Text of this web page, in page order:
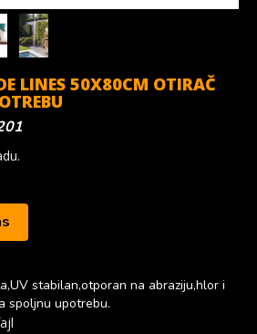
LINES 50X80CM OTIRAČ
stabilan,otporan na abraziju,hlor i
spoljnu upotrebu.